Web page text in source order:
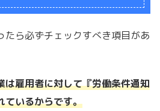
たら必ずチェックすべき項目があ
は雇用者に対して『労働条件通知
ているからです。